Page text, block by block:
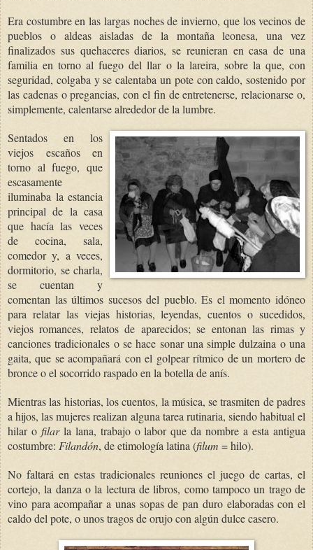
Era costumbre en las largas noches de invierno, que los vecinos de
pueblos o aldeas aisladas de la montaña leonesa, una vez
finalizados sus quehaceres diarios, se reunieran en casa de una
familia en torno al fuego del llar o la lareira, sobre la que, con
seguridad, colgaba y se calentaba un pote con caldo, sostenido por
las cadenas o pregancias, con el fin de entretenerse, relacionarse o,
simplemente, calentarse alrededor de la lumbre.
Sentados en los
viejos escaños en
torno al fuego, que
escasamente
iluminaba la estancia
principal de la casa
que hacía las veces
de cocina, sala,
comedor y, a veces,
dormitorio, se charla,
se cuentan y
comentan las últimos sucesos del pueblo. Es el momento idóneo
para relatar las viejas historias, leyendas, cuentos o sucedidos,
viejos romances, relatos de aparecidos; se entonan las rimas y
canciones tradicionales o se hace sonar una simple dulzaina o una
gaita, que se acompañará con el golpear rítmico de un mortero de
bronce o el socorrido raspado en la botella de anís.
Mientras las historias, los cuentos, la música, se trasmiten de padres
a hijos, las mujeres realizan alguna tarea rutinaria, siendo habitual el
hilar o filarla lana, trabajo o labor que da nombre a esta antigua
costumbre: Filandón, de etimología latina (filum = hilo).
No faltará en estas tradicionales reuniones el juego de cartas, el
cortejo, la danza o la lectura de libros, como tampoco un trago de
vino para acompañar a unas sopas de pan duro elaboradas con el
caldo del pote, o unos tragos de orujo con algún dulce casero.